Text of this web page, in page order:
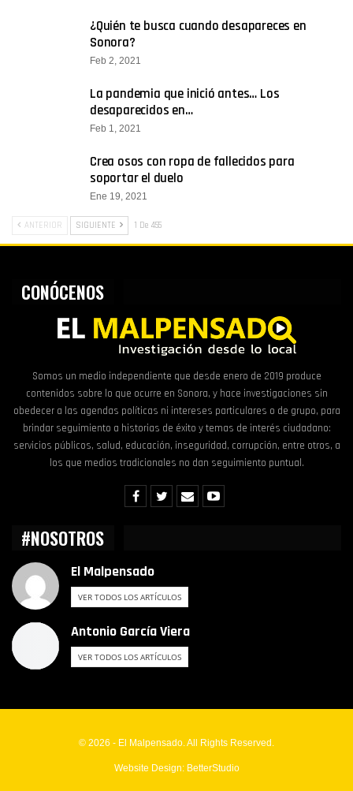
¿Quién te busca cuando desapareces en
Sonora?
Feb 2, 2021
La pandemia que inició antes… Los
desaparecidos en…
Feb 1, 2021
Crea osos con ropa de fallecidos para
soportar el duelo
Ene 19, 2021
ANTERIOR SIGUIENTE 1 De 455
CONÓCENOS
Somos un medio independiente que desde enero de 2019 produce
contenidos sobre lo que ocurre en Sonora, y hace investigaciones sin
obedecer a las agendas políticas ni intereses particulares o de grupo, para
brindar seguimiento a historias de éxito y temas de interés ciudadano:
servicios públicos, salud, educación, inseguridad, corrupción, entre otros, a
los que medios tradicionales no dan seguimiento puntual.
#NOSOTROS
El Malpensado
VER TODOS LOS ARTÍCULOS
Antonio García Viera
VER TODOS LOS ARTÍCULOS
© 2026 - El Malpensado. All Rights Reserved.
Website Design: BetterStudio